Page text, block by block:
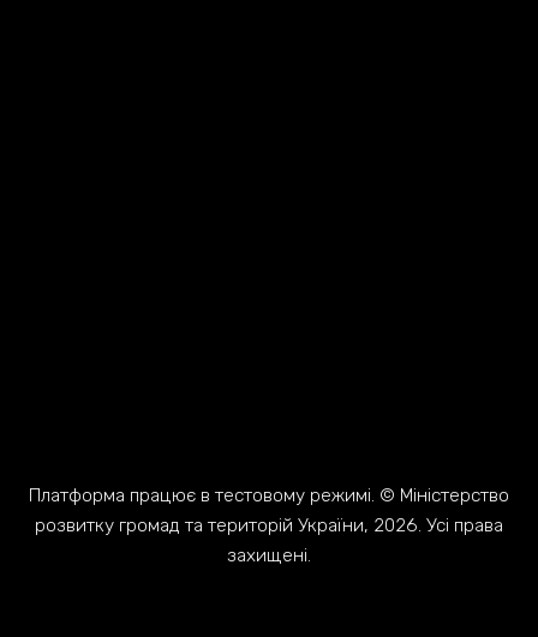
Платформа працює в тестовому режимі. © Міністерство
розвитку громад та територій України, 2026. Усі права
захищені.